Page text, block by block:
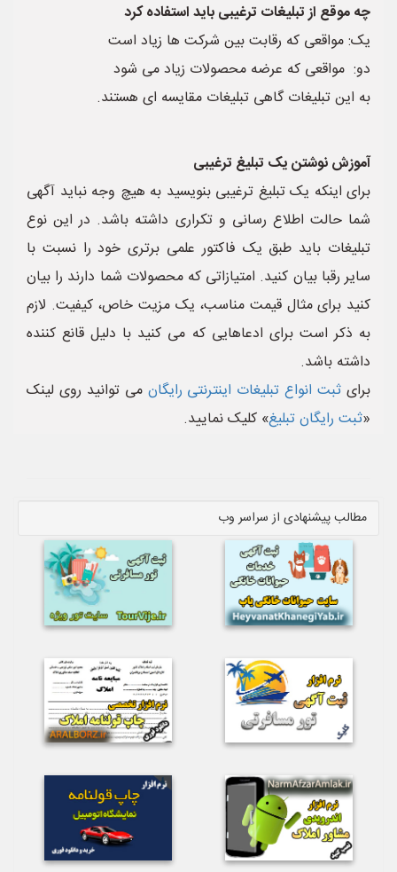
چه موقع از تبلیغات ترغیبی باید استفاده کرد
یک: مواقعی که رقابت بین شرکت ها زیاد است
دو: مواقعی که عرضه محصولات زیاد می شود
به این تبلیغات گاهی تبلیغات مقایسه ای هستند.
آموزش نوشتن یک تبلیغ ترغیبی
برای اینکه یک تبلیغ ترغیبی بنویسید به هیچ وجه نباید آگهی
شما حالت اطلاع رسانی و تکراری داشته باشد. در این نوع
تبلیغات باید طبق یک فاکتور علمی برتری خود را نسبت با
سایر رقبا بیان کنید. امتیازاتی که محصولات شما دارند را بیان
کنید برای مثال قیمت مناسب، یک مزیت خاص، کیفیت. لازم
به ذکر است برای ادعاهایی که می کنید با دلیل قانع کننده
داشته باشد.
برای ثبت انواع تبلیغات اینترنتی رایگان می توانید روی لینک
«ثبت رایگان تبلیغ» کلیک نمایید.
مطالب پیشنهادی از سراسر وب